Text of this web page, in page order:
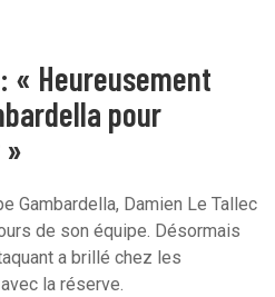
« Heureusement
pour
Gambardella, Damien Le Tallec
de son équipe. Désormais
a brillé chez les
la réserve.